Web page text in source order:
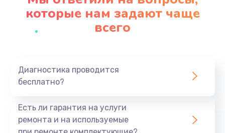
Заказать
Профилактическая чистка
Заказать
которые нам задают чаще
всего
Диагностика проводится
бесплатно?
Есть ли гарантия на услуги
ремонта и на используемые